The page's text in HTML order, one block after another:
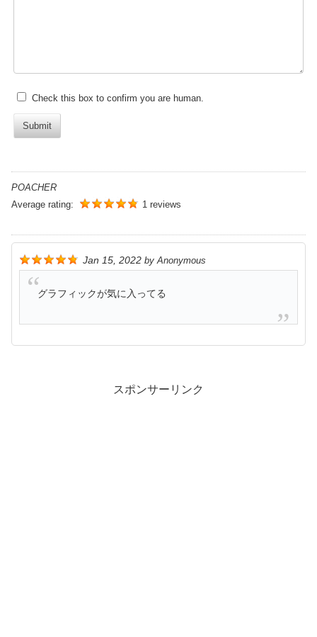
Check this box to confirm you are human.
Submit
POACHER
Average rating:
1 reviews
Jan 15, 2022 byAnonymous
グラフィックが気に入ってる
スポンサーリンク